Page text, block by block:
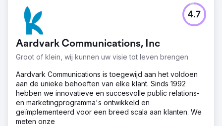
Aardvark Communications, Inc
Groot of klein, wij kunnen uw visie tot leven brengen
4.7
Aardvark Communications is toegewijd aan het voldoen
aan de unieke behoeften van elke klant. Sinds 1992
hebben we innovatieve en succesvolle public relations-
en marketingprogramma's ontwikkeld en
geïmplementeerd voor een breed scala aan klanten. We
meten onze